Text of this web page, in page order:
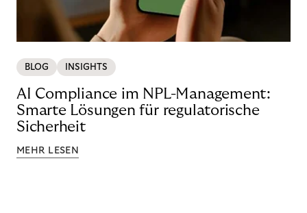
BLOG INSIGHTS
AI Compliance im NPL-Management:
Smarte Lösungen für regulatorische
Sicherheit
MEHR LESEN